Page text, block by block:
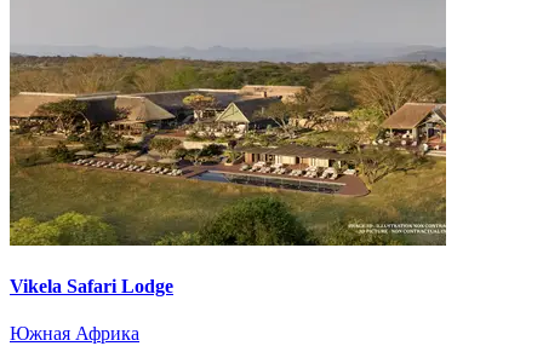
Vikela Safari Lodge
Южная Африка